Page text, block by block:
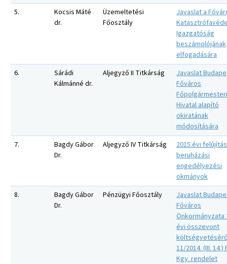
5.
Kocsis Máté
dr.
Üzemeltetési
Főosztály
Javaslat a
Igazgatóság
beszámolójának
elfogadására
6.
Sárádi
Kálmánné dr.
Aljegyző II Titkárság
Javaslat
Főváros
Főpolgármesteri
Hivatal alapító
okiratának
módosítására
7.
Bagdy Gábor
Dr.
Aljegyző IV Titkárság
2015.évi
beruházási
engedélyezési
okmányok
8.
Bagdy Gábor
Dr.
Pénzügyi Főosztály
Javaslat
Főváros
Önkormányzata
évi összevont
11/2014. (III. 14.)
Kgy. rendelet